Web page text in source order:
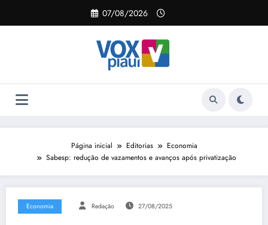
o
07/08/2026
Página inicial Editorias
Economia
Sabesp: redução de vazamentos e avanços após privatização
Economia Redação 27/08/2025